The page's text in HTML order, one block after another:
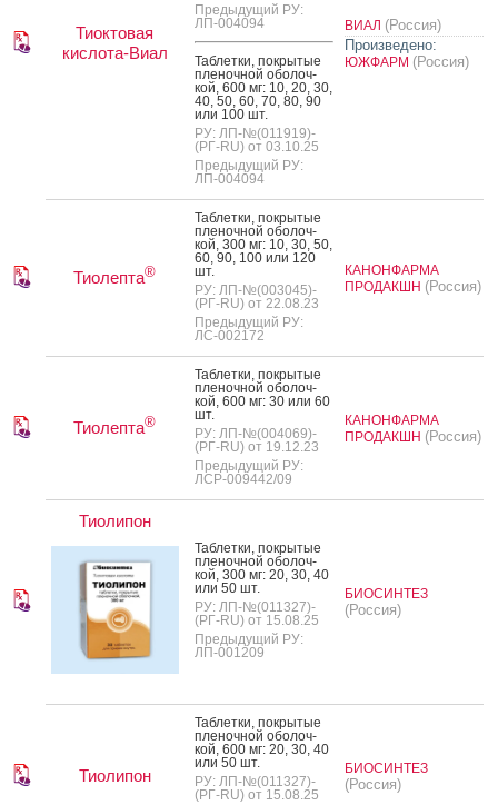
Тиоктовая
кислота-Виал
Предыдущий РУ:
ЛП-004094
Таб­летки, пок­ры­тые
пле­ноч­ной обо­лоч­
кой, 600 мг: 10, 20, 30,
40, 50, 60, 70, 80, 90
или 100 шт.
РУ: ЛП-№(011919)-
(РГ-RU) от 03.10.25
Предыдущий РУ:
ЛП-004094
ВИАЛ (Россия)
Произведено:
ЮЖФАРМ (Россия)
Тиолепта®
Таб­летки, пок­ры­тые
пле­ноч­ной обо­лоч­
кой, 300 мг: 10, 30, 50,
60, 90, 100 или 120
шт.
РУ: ЛП-№(003045)-
(РГ-RU) от 22.08.23
Предыдущий РУ:
ЛС-002172
КАНОНФАРМА
ПРОДАКШН (Россия)
Тиолепта®
Таб­летки, пок­ры­тые
пле­ноч­ной обо­лоч­
кой, 600 мг: 30 или 60
шт.
РУ: ЛП-№(004069)-
(РГ-RU) от 19.12.23
Предыдущий РУ:
ЛСР-009442/09
КАНОНФАРМА
ПРОДАКШН (Россия)
Тиолипон
Таб­летки, пок­ры­тые
пле­ноч­ной обо­лоч­
кой, 300 мг: 20, 30, 40
или 50 шт.
РУ: ЛП-№(011327)-
(РГ-RU) от 15.08.25
Предыдущий РУ:
ЛП-001209
БИОСИНТЕЗ
(Россия)
Тиолипон
Таб­летки, пок­ры­тые
пле­ноч­ной обо­лоч­
кой, 600 мг: 20, 30, 40
или 50 шт.
РУ: ЛП-№(011327)-
(РГ-RU) от 15.08.25
БИОСИНТЕЗ
(Россия)